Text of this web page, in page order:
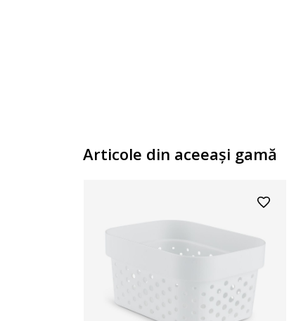
Articole din aceeaşi gamă